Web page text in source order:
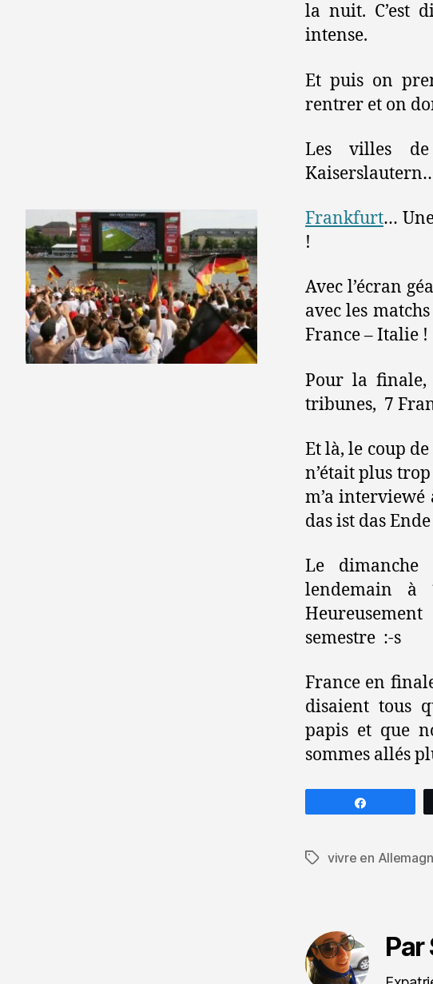
la nuit. C’est
intense.
Et puis on
rentrer et on
Les villes
Frankfurt…
!
Avec l’écran
avec les
France – Italie !
Pour la finale,
tribunes, 7
Et là, le coup
n’était plus
m’a interviewé
das ist das
Le
lendemain à
semestre :-s
France en
disaient tous
papis et que
sommes allés
Étiquettes
vivre en
Par